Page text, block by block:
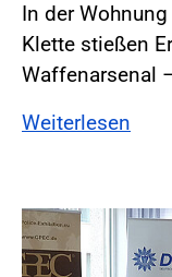
In der
Klette stießen
Waffenarsenal
Weiterlesen